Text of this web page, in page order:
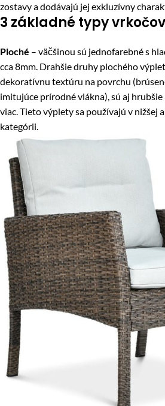
zostavy a dodávajú jej exkluzívny
3 základné typy
Ploché – väčšinou sú jednofarebné s
cca 8mm. Drahšie druhy plochého
dekoratívnu textúru na povrchu
imitujúce prírodné vlákna), sú aj hrubšie
viac. Tieto výplety sa používajú v nižšej
kategórii.